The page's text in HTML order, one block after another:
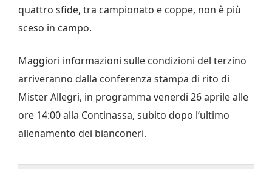
quattro sfide, tra campionato e coppe, non è più
sceso in campo.
Maggiori informazioni sulle condizioni del terzino
arriveranno dalla conferenza stampa di rito di
Mister Allegri, in programma venerdi 26 aprile alle
ore 14:00 alla Continassa, subito dopo l’ultimo
allenamento dei bianconeri.